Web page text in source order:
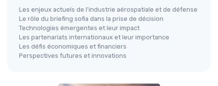
Les enjeux actuels de l'industrie aérospatiale et de défense
Le rôle du briefing sofia dans la prise de décision
Technologies émergentes et leur impact
Les partenariats internationaux et leur importance
Les défis économiques et financiers
Perspectives futures et innovations